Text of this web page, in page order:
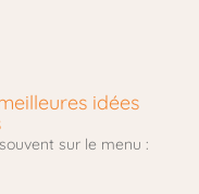
idées
sur le menu :